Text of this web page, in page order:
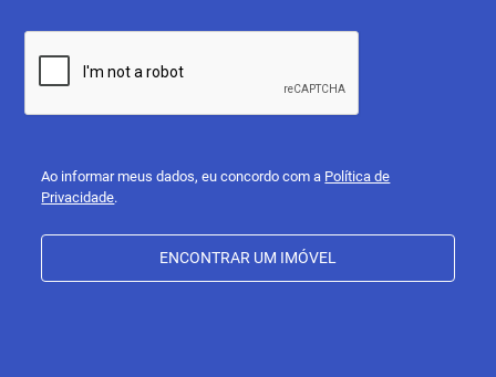
Ao informar meus dados, eu concordo com a Política de
Privacidade.
ENCONTRAR UM IMÓVEL